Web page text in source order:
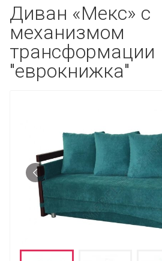
Диван «Мекс» с
механизмом
трансформации
"еврокнижка"